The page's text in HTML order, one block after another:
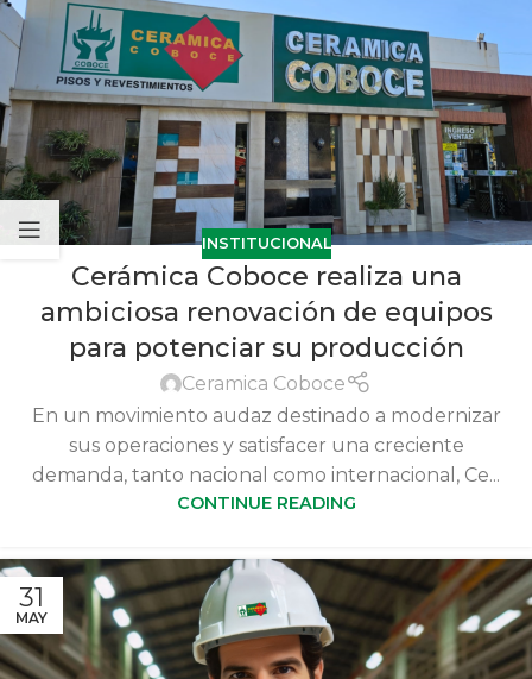
INSTITUCIONAL
Cerámica Coboce realiza una
ambiciosa renovación de equipos
para potenciar su producción
Ceramica Coboce
En un movimiento audaz destinado a modernizar
sus operaciones y satisfacer una creciente
demanda, tanto nacional como internacional, Ce...
CONTINUE READING
31
MAY